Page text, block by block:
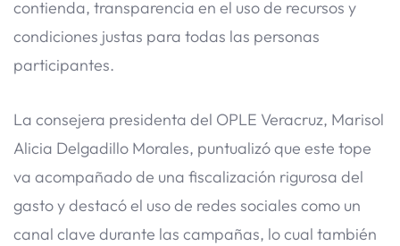
contienda, transparencia en el uso de recursos y
condiciones justas para todas las personas
participantes.
La consejera presidenta del OPLE Veracruz, Marisol
Alicia Delgadillo Morales, puntualizó que este tope
va acompañado de una fiscalización rigurosa del
gasto y destacó el uso de redes sociales como un
canal clave durante las campañas, lo cual también